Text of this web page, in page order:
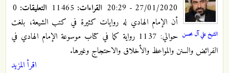
الشيخ علي آل محسن
27/01/2020 - 20:29 القراءات: التعليقات:
أن الإمام الهادي له روايات كثيرة في كتب الشيعة، بلغت
حوالي: 1137 رواية كما في كتاب موسوعة الإمام الهادي في
الفرائض والسنن والمواعظ والأخلاق والاحتجاج وغيرها.
اقرأ المزيد